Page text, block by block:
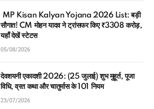
MP Kisan Kalyan Yojana 2026 List: बड़ी
सौगात! CM मोहन यादव ने ट्रांसफर किए ₹3308 करोड़,
यहाँ देखें स्टेटस
05/08/2026
देवशयनी एकादशी 2026: (25 जुलाई) शुभ मुहूर्त, पूजा
विधि, व्रत कथा और चातुर्मास के 101 नियम
23/07/2026